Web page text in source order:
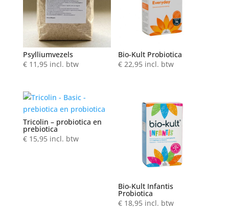
Psylliumvezels
€11,95 incl. btw
Bio-Kult Probiotica
€ 22,95 incl. btw
Tricolin – probiotica en
prebiotica
€15,95 incl. btw
Bio-Kult Infantis
Probiotica
€ 18,95 incl. btw